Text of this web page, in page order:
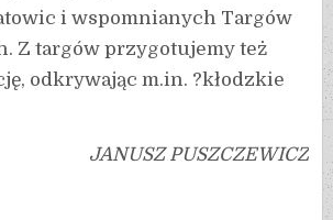
i wspomnianych Targów
Z targów przygotujemy też
odkrywając m.in. ?kłodzkie
JANUSZ PUSZCZEWICZ